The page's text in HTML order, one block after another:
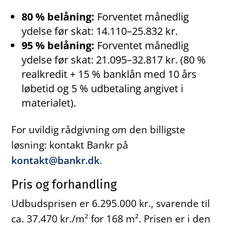
80 % belåning: Forventet månedlig
ydelse før skat: 14.110–25.832 kr.
95 % belåning: Forventet månedlig
ydelse før skat: 21.095–32.817 kr. (80 %
realkredit + 15 % banklån med 10 års
løbetid og 5 % udbetaling angivet i
materialet).
For uvildig rådgivning om den billigste
løsning: kontakt Bankr på
kontakt@bankr.dk.
Pris og forhandling
Udbudsprisen er 6.295.000 kr., svarende til
ca. 37.470 kr./m² for 168 m². Prisen er i den